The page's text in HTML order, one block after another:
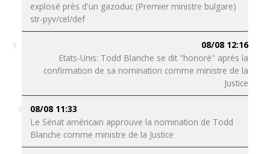
explosé près d'un gazoduc (Premier ministre bulgare)
str-pyv/cel/def
08/08 12:16
Etats-Unis: Todd Blanche se dit "honoré" après la
confirmation de sa nomination comme ministre de la
Justice
08/08 11:33
Le Sénat américain approuve la nomination de Todd
Blanche comme ministre de la Justice